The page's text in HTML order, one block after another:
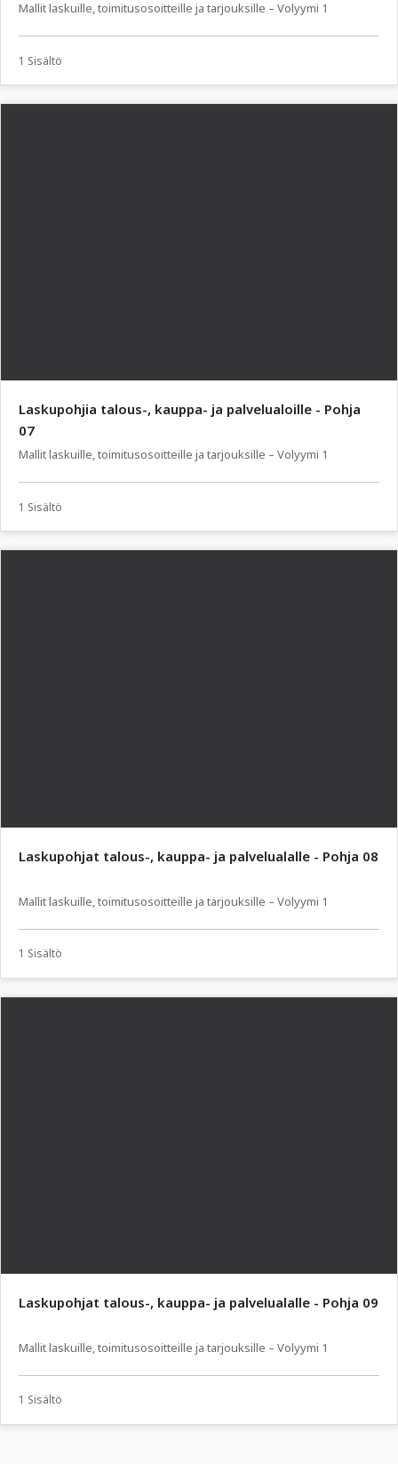
Mallit laskuille, toimitusosoitteille ja tarjouksille – Volyymi 1
1 Sisältö
Laskupohjia talous-, kauppa- ja palvelualoille - Pohja
07
Mallit laskuille, toimitusosoitteille ja tarjouksille – Volyymi 1
1 Sisältö
Laskupohjat talous-, kauppa- ja palvelualalle - Pohja 08
Mallit laskuille, toimitusosoitteille ja tarjouksille – Volyymi 1
1 Sisältö
Laskupohjat talous-, kauppa- ja palvelualalle - Pohja 09
Mallit laskuille, toimitusosoitteille ja tarjouksille – Volyymi 1
1 Sisältö